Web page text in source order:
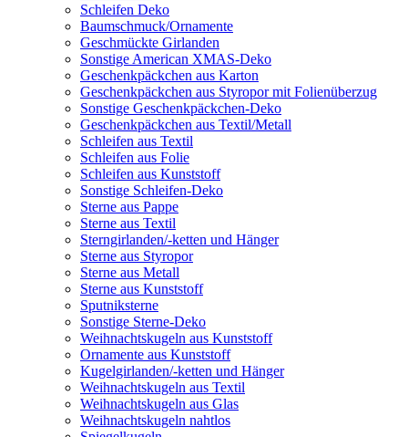
Schleifen Deko
Baumschmuck/Ornamente
Geschmückte Girlanden
Sonstige American XMAS-Deko
Geschenkpäckchen aus Karton
Geschenkpäckchen aus Styropor mit Folienüberzug
Sonstige Geschenkpäckchen-Deko
Geschenkpäckchen aus Textil/Metall
Schleifen aus Textil
Schleifen aus Folie
Schleifen aus Kunststoff
Sonstige Schleifen-Deko
Sterne aus Pappe
Sterne aus Textil
Sterngirlanden/-ketten und Hänger
Sterne aus Styropor
Sterne aus Metall
Sterne aus Kunststoff
Sputniksterne
Sonstige Sterne-Deko
Weihnachtskugeln aus Kunststoff
Ornamente aus Kunststoff
Kugelgirlanden/-ketten und Hänger
Weihnachtskugeln aus Textil
Weihnachtskugeln aus Glas
Weihnachtskugeln nahtlos